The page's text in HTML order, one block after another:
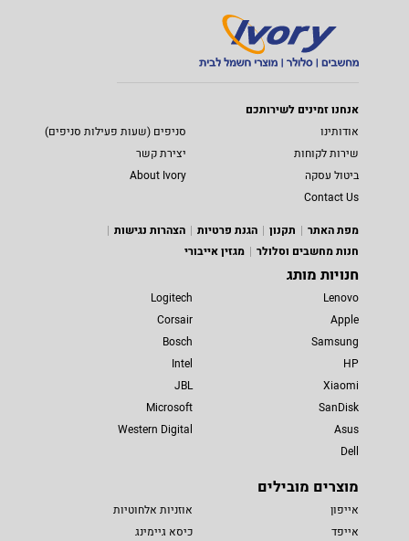
אנחנו זמינים לשירותכם
אודותינו
סניפים (שעות פעילות סניפים)
שירות לקוחות
יצירת קשר
ביטול עסקה
About Ivory
Contact Us
מפת האתר
תקנון הגנת פרטיות
הצהרות נגישות
חנות מחשבים וסלולר
מגזין אייבורי
חנויות מותג
Lenovo
Apple
Samsung
HP
Xiaomi
SanDisk
Asus
Dell
Logitech
Corsair
Bosch
Intel
JBL
Microsoft
Western Digital
מוצרים מובילים
אייפון
אייפד
אוזניות אלחוטיות
כיסא גיימינג